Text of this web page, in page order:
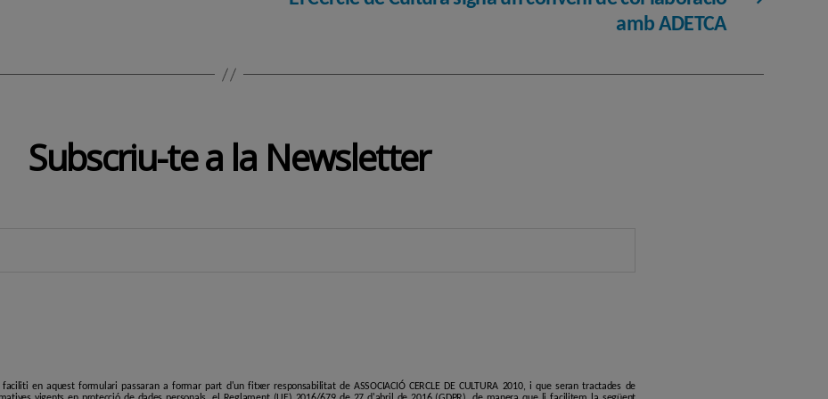
amb ADETCA
Subscriu-te a la Newsletter
en aquest formulari passaran a formar part d'un fitxer responsabilitat de ASSOCIACIÓ CERCLE DE CULTURA 2010, i que seran tractades de